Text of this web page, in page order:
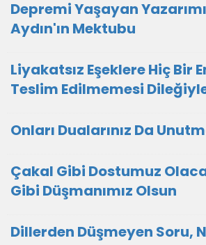
Depremi Yaşayan
Aydın'ın Mektubu
Liyakatsız Eşeklere Hiç Bir
Teslim Edilmemesi
Onları Dualarınız Da
Çakal Gibi Dostumuz
Gibi Düşmanımız Olsun
Dillerden Düşmeyen Soru,